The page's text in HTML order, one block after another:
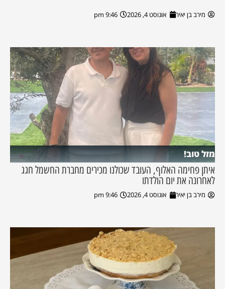
מירב בן יאיר אוגוסט 4, 2026 9:46 pm
מזל טוב!
איתן פחימה האלוף, העובד שכולנו מכירים מחברת החשמל חגג
לאחרונה את יום הולדתו
מירב בן יאיר אוגוסט 4, 2026 9:46 pm